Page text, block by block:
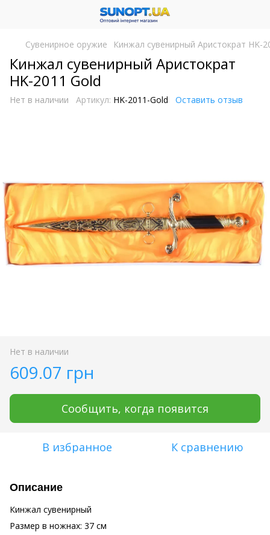
Сувенирное оружие Кинжал сувенирный Аристократ HK-
Кинжал сувенирный Аристократ
HK-2011 Gold
Нет в наличии Артикул: HK-2011-Gold Оставить отзыв
Нет в наличии
609.07 грн
Сообщить, когда появится
В избранное К сравнению
Описание
Кинжал сувенирный
Размер в ножнах: 37 см